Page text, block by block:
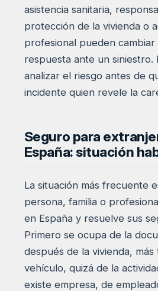
asistencia sanitaria,
protección de la vivienda o
profesional pueden
respuesta ante un siniestro.
analizar el riesgo antes de
incidente quien revele la
Seguro para
España: situación
La situación más frecuente
persona, familia o
en España y resuelve sus
Primero se ocupa de la
después de la vivienda,
vehículo, quizá de la
existe empresa, de